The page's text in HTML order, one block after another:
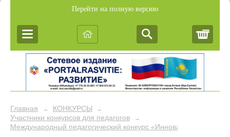
Перейти на полную версию
Главная → КОНКУРСЫ →
Участники конкурсов для педагогов →
Международный педагогический конкурс «Инновационные